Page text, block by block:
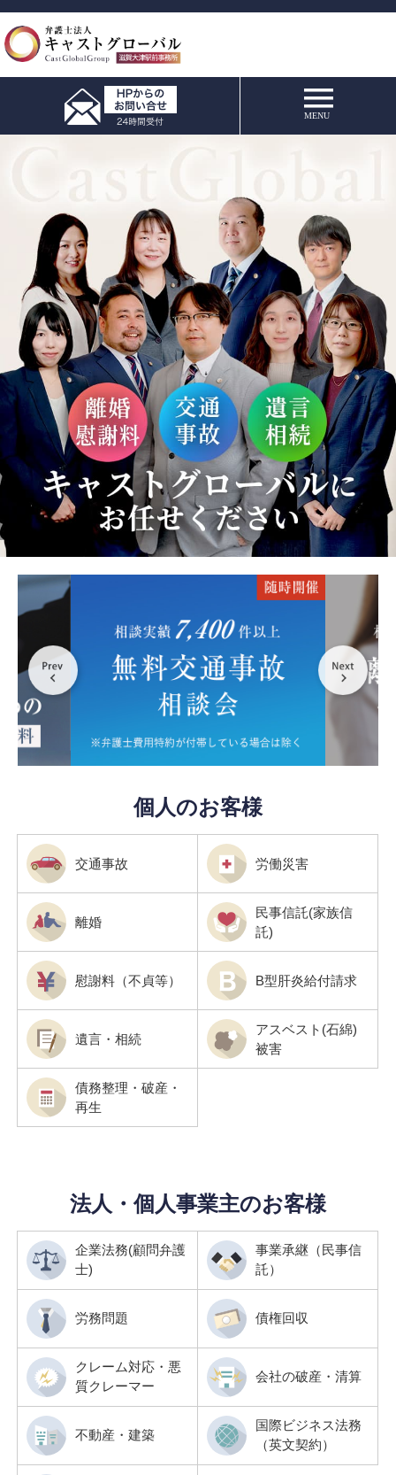
個人のお客様
交通事故
離婚
慰謝料（不貞等）
遺言・相続
債務整理・破産・
再生
労働災害
民事信託(家族信
託)
B型肝炎給付請求
アスベスト(石綿)
被害
法人・個人事業主のお客様
企業法務(顧問弁護
士)
労務問題
クレーム対応・悪
質クレーマー
不動産・建築
事業承継（民事信
託）
債権回収
会社の破産・清算
国際ビジネス法務
（英文契約）